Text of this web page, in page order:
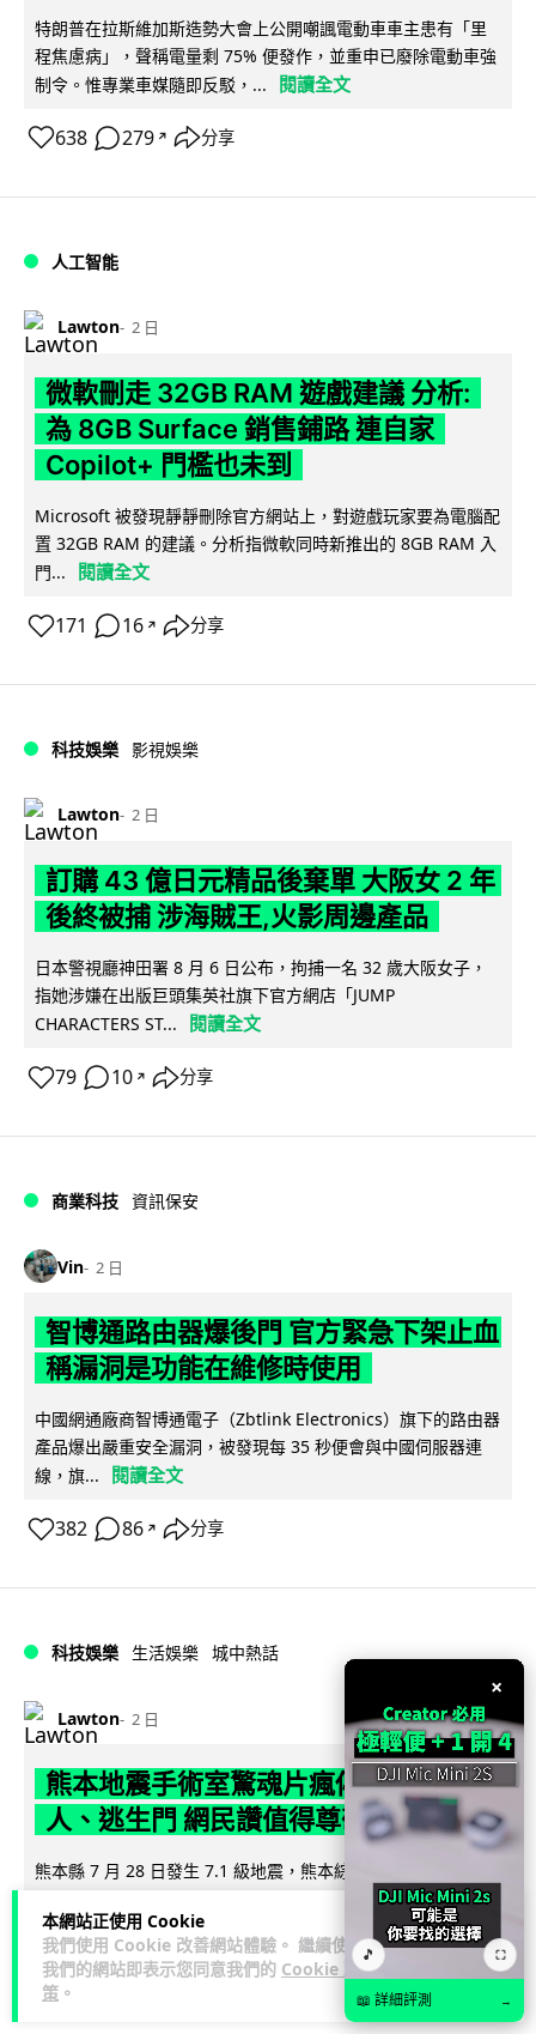
本網站正使用 Cookie
我們使用 Cookie 改善網站體驗。 繼續使用
我們的網站即表示您同意我們的 Cookie 政
策 。
特朗普在拉斯維加斯造勢大會上公開嘲諷電動車車主患有「里
程焦慮病」，聲稱電量剩 75% 便發作，並重申已廢除電動車強
制令。惟專業車媒隨即反駁，...
閱讀全文
638 279 ↗ 分享
人工智能
Lawton 2 日
微軟刪走 32GB RAM 遊戲建議 分析:
為 8GB Surface 銷售鋪路 連自家
Copilot+ 門檻也未到
Microsoft 被發現靜靜刪除官方網站上，對遊戲玩家要為電腦配
置 32GB RAM 的建議。分析指微軟同時新推出的 8GB RAM 入
門...
閱讀全文
171 16 ↗ 分享
科技娛樂 影視娛樂
Lawton 2 日
訂購 43 億日元精品後棄單 大阪女 2 年
後終被捕 涉海賊王,火影周邊產品
日本警視廳神田署 8 月 6 日公布，拘捕一名 32 歲大阪女子，
指她涉嫌在出版巨頭集英社旗下官方網店「JUMP
CHARACTERS ST...
閱讀全文
79 10 ↗ 分享
商業科技 資訊保安
Vin 2 日
智博通路由器爆後門 官方緊急下架止血
稱漏洞是功能在維修時使用
中國網通廠商智博通電子（Zbtlink Electronics）旗下的路由器
產品爆出嚴重安全漏洞，被發現每 35 秒便會與中國伺服器連
線，旗...
閱讀全文
382 86 ↗ 分享
科技娛樂 生活娛樂 城中熱話
Lawton 2 日
熊本地震手術室驚魂片瘋傳 醫護保護病
人、逃生門 網民讚值得尊敬
熊本縣 7 月 28 日發生 7.1 級地震，熊本綜合醫院手術室鏡頭拍
下地震一刻，醫護人員臨危不亂保護病人，更馬上開逃生門確
保出口流通。片段... 閱讀全文
71 26↗ 分享
×
🎵 ⛶
📖 詳細評測 →